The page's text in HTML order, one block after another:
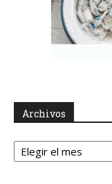
Archivos
Archivos